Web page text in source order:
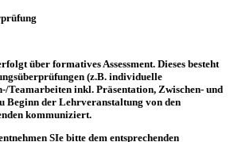
über formatives Assessment. Dieses besteht
(z.B. individuelle
Teamarbeiten inkl. Präsentation, Zwischen- und
Beginn der Lehrveranstaltung von den
kommuniziert.
SIe bitte dem entsprechenden